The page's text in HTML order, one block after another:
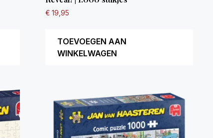
€ 19,95
TOEVOEGEN AAN
WINKELWAGEN